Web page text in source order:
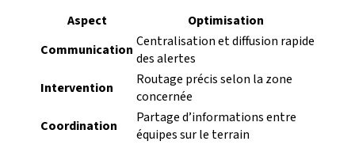
Aspect
Optimisation
Communication Centralisation et diffusion rapide
des alertes
Intervention
Routage précis selon la zone
concernée
Coordination
Partage d’informations entre
équipes sur le terrain